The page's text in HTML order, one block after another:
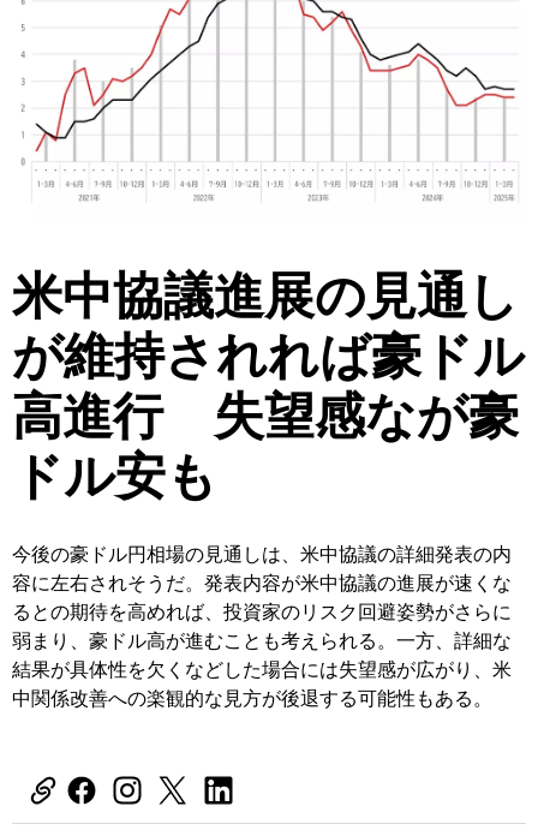
米中協議進展の見通し
が維持されれば豪ドル
高進行 失望感なが豪
ドル安も
今後の豪ドル円相場の見通しは、米中協議の詳細発表の内
容に左右されそうだ。発表内容が米中協議の進展が速くな
るとの期待を高めれば、投資家のリスク回避姿勢がさらに
弱まり、豪ドル高が進むことも考えられる。一方、詳細な
結果が具体性を欠くなどした場合には失望感が広がり、米
中関係改善への楽観的な見方が後退する可能性もある。